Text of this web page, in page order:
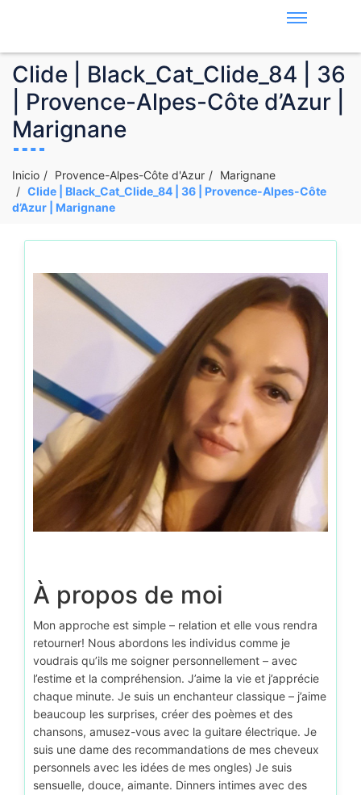
Clide | Black_Cat_Clide_84 | 36
| Provence-Alpes-Côte d’Azur |
Marignane
Inicio Provence-Alpes-Côte d'Azur
Marignane
Clide | Black_Cat_Clide_84 | 36 | Provence-Alpes-Côte
d’Azur | Marignane
À propos de moi
Mon approche est simple – relation et elle vous rendra
retourner! Nous abordons les individus comme je
voudrais qu’ils me soigner personnellement – avec
l’estime et la compréhension. J’aime la vie et j’apprécie
chaque minute. Je suis un enchanteur classique – j’aime
beaucoup les surprises, créer des poèmes et des
chansons, amusez-vous avec la guitare électrique. Je
suis une dame des recommandations de mes cheveux
personnels avec les idées de mes ongles) Je suis
sensuelle, douce, aimante. Dinners intimes avec des